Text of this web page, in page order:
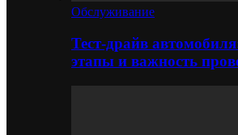
Обслуживание
Тест-драйв
этапы и важность